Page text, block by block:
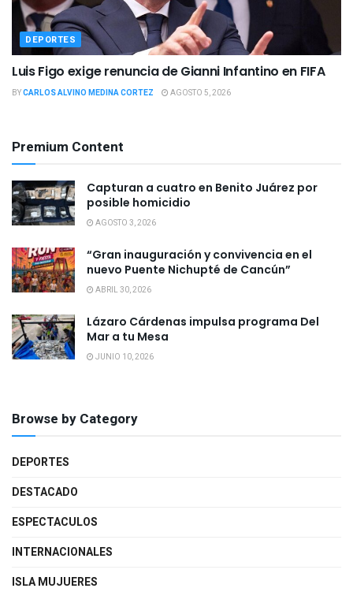
DEPORTES
Luis Figo exige renuncia de Gianni Infantino en FIFA
BYCARLOS ALVINO MEDINA CORTEZ AGOSTO 5, 2026
Premium Content
Capturan a cuatro en Benito Juárez por
posible homicidio
AGOSTO 3, 2026
“Gran inauguración y convivencia en el
nuevo Puente Nichupté de Cancún”
ABRIL 30, 2026
Lázaro Cárdenas impulsa programa Del
Mar a tu Mesa
JUNIO 10, 2026
Browse by Category
DEPORTES
DESTACADO
ESPECTACULOS
INTERNACIONALES
ISLA MUJUERES